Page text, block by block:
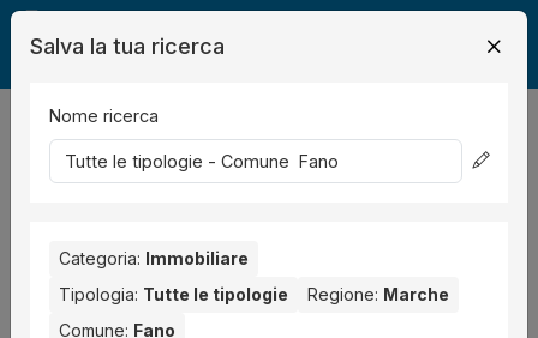
Legalmente Immobili
risultati Ordina per
Salva la tua ricerca
Nome ricerca
Categoria: Immobiliare
Tipologia: Tutte le tipologie Regione: Marche
Comune: Fano